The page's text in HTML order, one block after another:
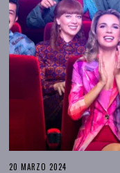
20 MARZO 2024